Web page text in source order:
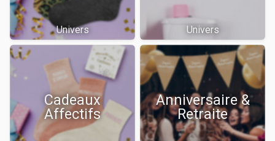
Univers Univers
Cadeaux
Affectifs
Anniversaire &
Retraite